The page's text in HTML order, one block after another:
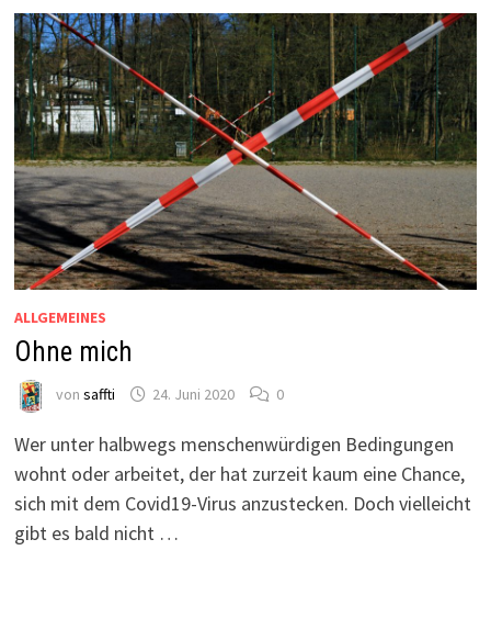
ALLGEMEINES
Ohne mich
von saffti 24. Juni 2020 0
Wer unter halbwegs menschenwürdigen Bedingungen
wohnt oder arbeitet, der hat zurzeit kaum eine Chance,
sich mit dem Covid19-Virus anzustecken. Doch vielleicht
gibt es bald nicht …